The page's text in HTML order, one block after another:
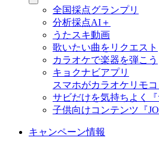
全国採点グランプリ
分析採点AI＋
うたスキ動画
歌いたい曲をリクエスト
カラオケで楽器を弾こう
キョクナビアプリ
スマホがカラオケリモ
サビだけを気持ちよく『
子供向けコンテンツ『
キャンペーン情報